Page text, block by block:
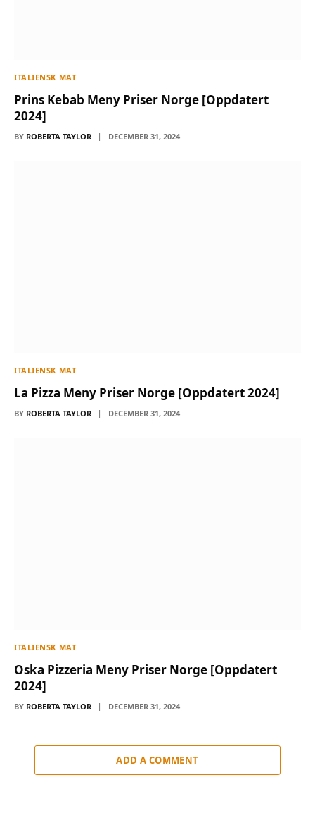
ITALIENSK MAT
Prins Kebab Meny Priser Norge [Oppdatert
2024]
BY ROBERTA TAYLOR DECEMBER 31, 2024
ITALIENSK MAT
La Pizza Meny Priser Norge [Oppdatert 2024]
BY ROBERTA TAYLOR DECEMBER 31, 2024
ITALIENSK MAT
Oska Pizzeria Meny Priser Norge [Oppdatert
2024]
BY ROBERTA TAYLOR DECEMBER 31, 2024
ADD A COMMENT